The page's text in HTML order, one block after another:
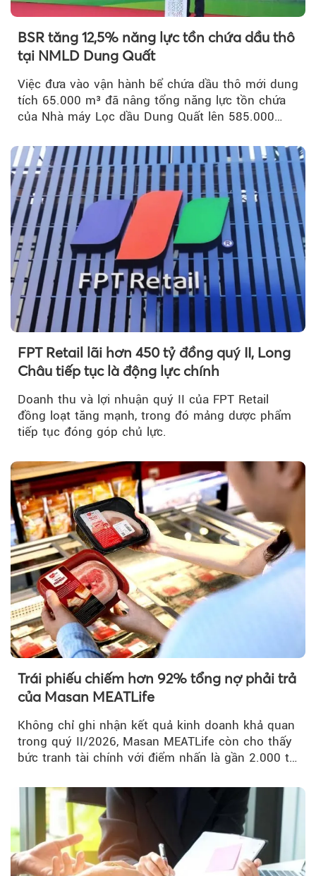
BSR tăng 12,5% năng lực tồn chứa dầu thô
tại NMLD Dung Quất
Việc đưa vào vận hành bể chứa dầu thô mới dung
tích 65.000 m³ đã nâng tổng năng lực tồn chứa
của Nhà máy Lọc dầu Dung Quất lên 585.000
FPT Retail lãi hơn 450 tỷ đồng quý II, Long
Châu tiếp tục là động lực chính
Doanh thu và lợi nhuận quý II của FPT Retail
đồng loạt tăng mạnh, trong đó mảng dược phẩm
tiếp tục đóng góp chủ lực.
Trái phiếu chiếm hơn 92% tổng nợ phải trả
của Masan MEATLife
Không chỉ ghi nhận kết quả kinh doanh khả quan
trong quý II/2026, Masan MEATLife còn cho thấy
bức tranh tài chính với điểm nhấn là gần 2.000 tỷ